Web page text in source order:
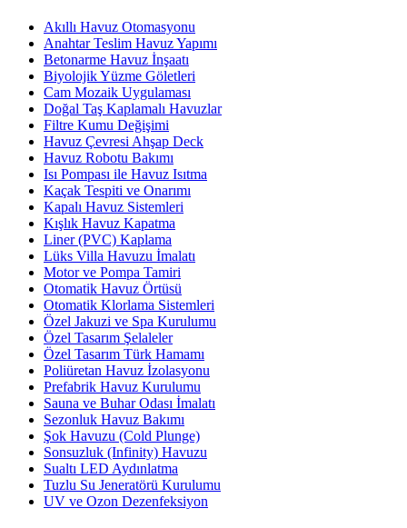
Akıllı Havuz Otomasyonu
Anahtar Teslim Havuz Yapımı
Betonarme Havuz İnşaatı
Biyolojik Yüzme Göletleri
Cam Mozaik Uygulaması
Doğal Taş Kaplamalı Havuzlar
Filtre Kumu Değişimi
Havuz Çevresi Ahşap Deck
Havuz Robotu Bakımı
Isı Pompası ile Havuz Isıtma
Kaçak Tespiti ve Onarımı
Kapalı Havuz Sistemleri
Kışlık Havuz Kapatma
Liner (PVC) Kaplama
Lüks Villa Havuzu İmalatı
Motor ve Pompa Tamiri
Otomatik Havuz Örtüsü
Otomatik Klorlama Sistemleri
Özel Jakuzi ve Spa Kurulumu
Özel Tasarım Şelaleler
Özel Tasarım Türk Hamamı
Poliüretan Havuz İzolasyonu
Prefabrik Havuz Kurulumu
Sauna ve Buhar Odası İmalatı
Sezonluk Havuz Bakımı
Şok Havuzu (Cold Plunge)
Sonsuzluk (Infinity) Havuzu
Sualtı LED Aydınlatma
Tuzlu Su Jeneratörü Kurulumu
UV ve Ozon Dezenfeksiyon